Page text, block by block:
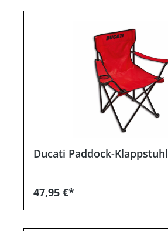
Ducati Paddock-Klappstuhl
47,95 €*